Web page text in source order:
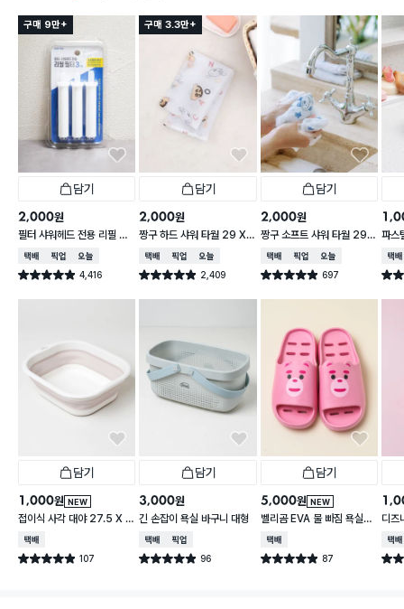
구매 9만+
담기
2,000원
필터 샤워헤드 전용 리필 필
터 3개입
택배배송매장픽업오늘배송
별점 4.9점 4,416
건 작성
구매 3.3만+
담기
2,000원
짱구 하드 샤워 타월 29 X
95 cm
택배배송매장픽업오늘배송
별점 4.9점 2,409
건 작성
담기
2,000원
짱구 소프트 샤워 타월 29
X 95 cm
택배배송매장픽업오늘배송
별점 4.9점 697
건 작성
파스
택배
별점
담기
NEW
1,000원
접이식 사각 대야 27.5 X 2
3 cm
택배배송
별점 4.9점 107
건 작성
담기
3,000원
긴 손잡이 욕실 바구니 대형
택배배송매장픽업
별점 4.9점 96
건 작성
담기
NEW
5,000원
벨리곰 EVA 물 빠짐 욕실화
260~280 mm
택배배송
별점 4.9점 87
건 작성
디즈
컵
택배
별점